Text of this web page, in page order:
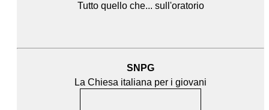
Tutto quello che... sull'oratorio
SNPG
La Chiesa italiana per i giovani